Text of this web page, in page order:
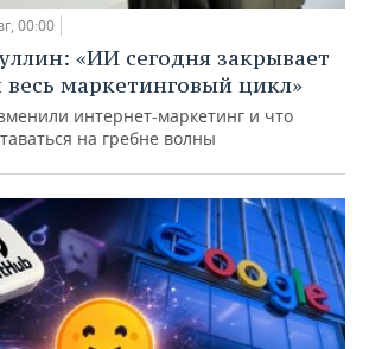
00:00
«ИИ сегодня закрывает
весь маркетинговый цикл»
интернет-маркетинг и что
на гребне волны